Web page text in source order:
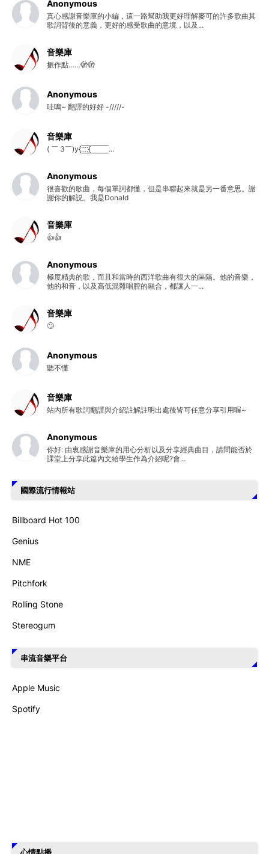
Anonymous
真心感謝音樂庫的小編，這一路幫助我更好理解麥可的許多歌曲其
歌詞背後的意義，更好的感受歌曲的意境，以及...
音樂庫
振作點……🫣🫣
Anonymous
哇嗚~ 翻譯的好好 -/////-
音樂庫
( ￣ 3￣)y{:̲̅:̲̅:̲̅:̲̅{ ̲̅ ̲̅ ̲̅ ̲̅ ̲̅ ̲̅ ̲̅ ̲̅ ̲̅ ...
Anonymous
很喜歡的歌曲，每個單詞都懂，但是串聯起來就是另一番意思。謝
謝你的解説。我是Donald
音樂庫
👍👍
Anonymous
極度精典的歌，而且和當時的西洋歌曲有很大的區隔。他的音樂，
他的和音，以及高低混雜唱腔的融合，都讓人一...
音樂庫
🙄
Anonymous
聽不懂
音樂庫
站內所有歌詞翻譯與介紹註解註明出處後皆可任意分享引用喔~
Anonymous
你好: 由衷感謝音樂庫的用心分析以及分享經典曲目，請問能否於
課堂上分享此篇內文給學生作為介紹呢?會...
國際流行情報站
Billboard Hot 100
Genius
NME
Pitchfork
Rolling Stone
Stereogum
串流音樂平台
Apple Music
Spotify